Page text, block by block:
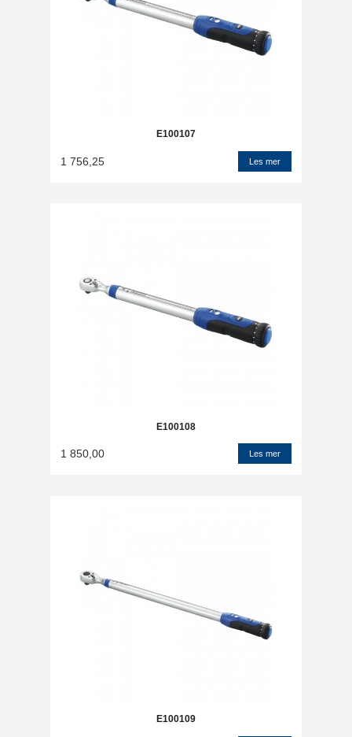
E100107
1 756,25 Les mer
E100108
1 850,00 Les mer
E100109